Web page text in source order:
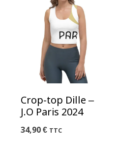
Crop-top Dille –
J.O Paris 2024
34,90€ TTC